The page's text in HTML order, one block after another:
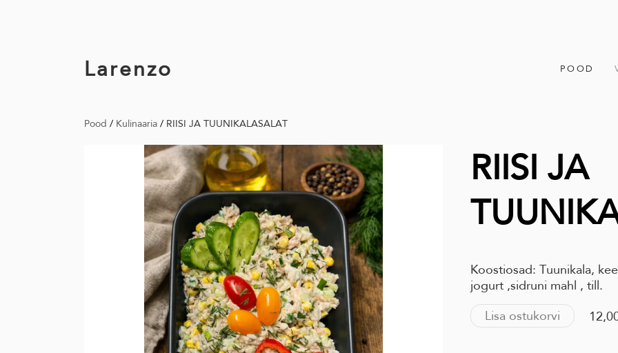
Larenzo POOD
Pood / Kulinaaria / RIISI JA TUUNIKALASALAT
RIISI JA
Koostiosad: Tuunikala,
jogurt ,sidruni mahl , till.
Lisa ostukorvi